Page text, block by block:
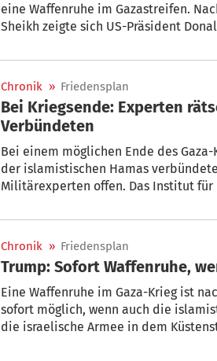
eine Waffenruhe im Gazastreifen.
Sheikh zeigte sich US-Präsident
Republikaner in Washington.
Chronik » Friedensplan
Bei Kriegsende: Experten
Verbündeten
Bei einem möglichen Ende des
der islamistischen Hamas
Militärexperten offen. Das Institut für
Zustimmung der Hamas zu einer
Plans als Ganzes“ unterstützt.
Chronik » Friedensplan
Trump: Sofort Waffenruhe,
Eine Waffenruhe im Gaza-Krieg ist
sofort möglich, wenn auch die
die israelische Armee in dem